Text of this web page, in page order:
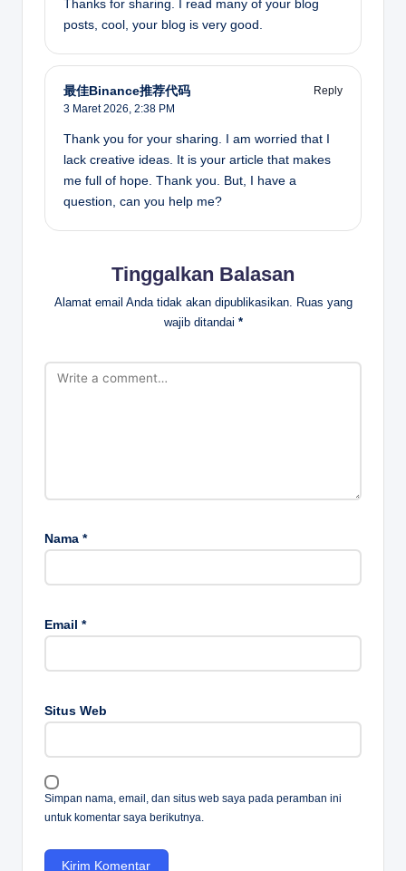
Thanks for sharing. I read many of your blog
posts, cool, your blog is very good.
最佳Binance推荐代码
Reply
3 Maret 2026, 2:38 PM
Thank you for your sharing. I am worried that I
lack creative ideas. It is your article that makes
me full of hope. Thank you. But, I have a
question, can you help me?
Tinggalkan Balasan
Alamat email Anda tidak akan dipublikasikan. Ruas yang
wajib ditandai *
Nama *
Email *
Situs Web
Simpan nama, email, dan situs web saya pada peramban ini
untuk komentar saya berikutnya.